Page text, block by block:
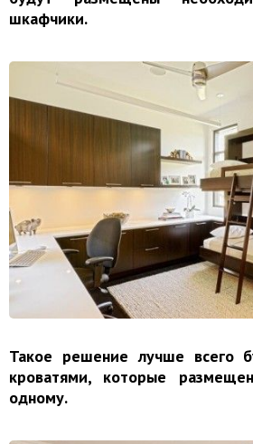
шкафчики.
Такое решение лучше всего
кроватями, которые
одному.